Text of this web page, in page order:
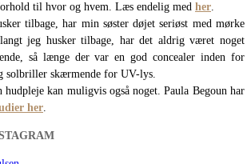
til hvor og hvem. Læs endelig med her.
tilbage, har min søster døjet seriøst med mørke
jeg husker tilbage, har det aldrig været noget
så længe der var en god concealer inden for
solbriller skærmende for UV-lys.
kan muligvis også noget. Paula Begoun har
her.